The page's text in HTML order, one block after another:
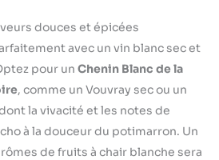
douces et épicées
avec un vin blanc sec et
pour un Chenin Blanc de la
, comme un Vouvray sec ou un
la vivacité et les notes de
à la douceur du potimarron. Un
de fruits à chair blanche sera